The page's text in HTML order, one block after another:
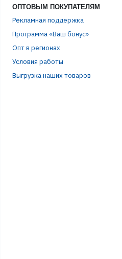
ОПТОВЫМ ПОКУПАТЕЛЯМ
Рекламная поддержка
Программа «Ваш бонус»
Опт в регионах
Условия работы
Выгрузка наших товаров